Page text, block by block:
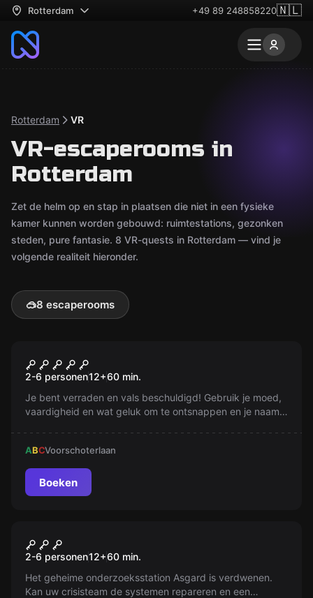
Rotterdam +49 89 248858220🇳🇱
Rotterdam VR
VR-escaperooms in
Rotterdam
Zet de helm op en stap in plaatsen die niet in een fysieke
kamer kunnen worden gebouwd: ruimtestations, gezonken
steden, pure fantasie. 8 VR-quests in Rotterdam — vind je
volgende realiteit hieronder.
🥽8 escaperooms
The Prison VR
2-6 personen12+60 min.
Je bent verraden en vals beschuldigd! Gebruik je moed,
vaardigheid en wat geluk om te ontsnappen en je naam
ABCVoorschoterlaan
Boeken
Signal Lost VR
2-6 personen12+60 min.
Het geheime onderzoeksstation Asgard is verdwenen.
Kan uw crisisteam de systemen repareren en een